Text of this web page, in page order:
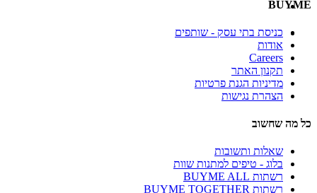
BUYME
כניסת בתי עסק - שותפים
אודות
Careers
תקנון האתר
מדיניות הגנת פרטיות
הצהרת נגישות
כל מה שחשוב
שאלות ותשובות
בלוג - טיפים למתנות שוות
רשתות BUYME ALL
רשתות BUYME TOGETHER